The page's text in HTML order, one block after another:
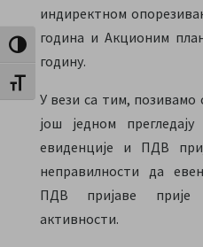
Toggle High Contrast
Toggle Font size
индиректном
година и Акционим
годину.
У вези са тим,
још једном
евиденције и ПДВ
неправилности да
ПДВ пријаве прије
активности.